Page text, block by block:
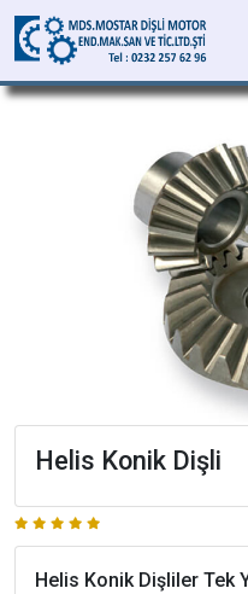
Helis Konik Dişli
Helis Konik Dişliler Tek